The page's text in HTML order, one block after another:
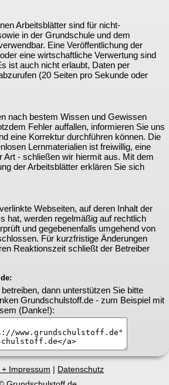
Arbeitsblätter sind für nicht-
in der Grundschule und dem
Eine Veröffentlichung der
eine wirtschaftliche Verwertung sind
ist auch nicht erlaubt, Daten per
(20 Seiten pro Sekunde oder
nach bestem Wissen und Gewissen
Fehler auffallen, informieren Sie uns
eine Korrektur durchführen können. Die
Lernmaterialien ist freiwillig, eine
Art - schließen wir hiermit aus. Mit dem
der Arbeitsblätter erklären Sie sich
Webseiten, auf deren Inhalt der
hat, werden regelmäßig auf rechtlich
und gegebenenfalls umgehend von
Für kurzfristige Änderungen
Reaktionszeit schließt der Betreiber
dann unterstützen Sie bitte
Grundschulstoff.de - zum Beispiel mit
(Danke!):
+ Impressum
Datenschutz